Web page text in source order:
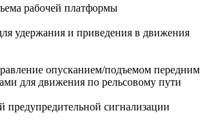
рабочей платформы
удержания и приведения в движения
опусканием/подъемом передним
для движения по рельсовому пути
предупредительной сигнализации